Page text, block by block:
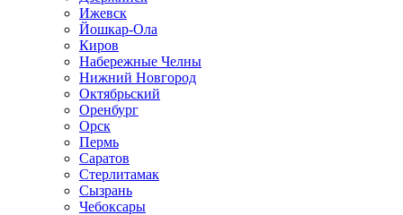
Ижевск
Йошкар-Ола
Киров
Набережные Челны
Нижний Новгород
Октябрьский
Оренбург
Орск
Пермь
Саратов
Стерлитамак
Сызрань
Чебоксары